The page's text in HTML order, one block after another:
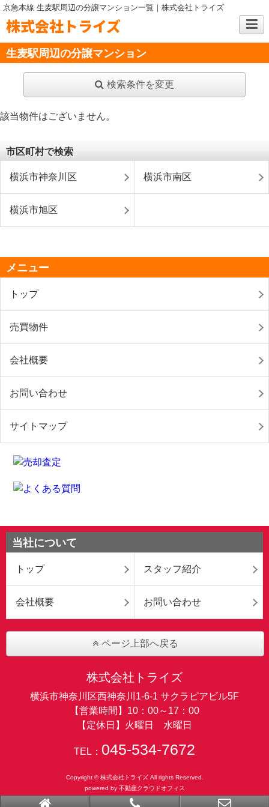
京急本線 生麦駅周辺の分譲マンション一覧｜株式会社トライズ
株式会社トライズ
生麦駅周辺の分譲マンション
検索条件を変更
該当物件はございません。
市区町村で検索
横浜市神奈川区 横浜市南区
横浜市旭区
メニュー
トップ
売買物件
会社概要
お問い合わせ
サイトマップ
当社について
トップ スタッフ紹介
会社概要 お問い合わせ
ページ上部へ戻る
株式会社トライズ
横浜市神奈川区西神奈川1-6-1 サクラピアビル5F
【営業時間】10：00～17：00
【定休日】火曜日 水曜日
TEL： 045-534-7672
Copyright © 株式会社トライズ All rights Reserved.
powered by 不動産クラウドオフィス